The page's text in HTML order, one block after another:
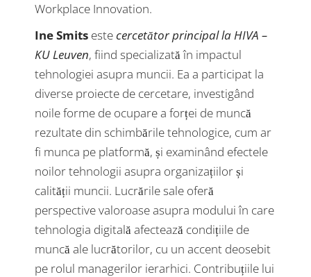
Workplace Innovation.
Ine Smits estecercetător principal la HIVA –
KU Leuven, fiind specializată în impactul
tehnologiei asupra muncii. Ea a participat la
diverse proiecte de cercetare, investigând
noile forme de ocupare a forței de muncă
rezultate din schimbările tehnologice, cum ar
fi munca pe platformă, și examinând efectele
noilor tehnologii asupra organizațiilor și
calității muncii. Lucrările sale oferă
perspective valoroase asupra modului în care
tehnologia digitală afectează condițiile de
muncă ale lucrătorilor, cu un accent deosebit
pe rolul managerilor ierarhici. Contribuțiile lui